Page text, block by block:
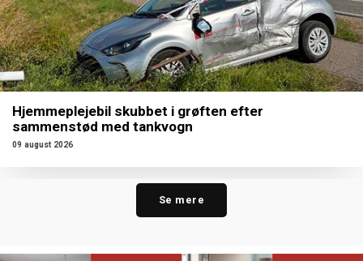
Hjemmeplejebil skubbet i grøften efter
sammenstød med tankvogn
09 august 2026
Se mere